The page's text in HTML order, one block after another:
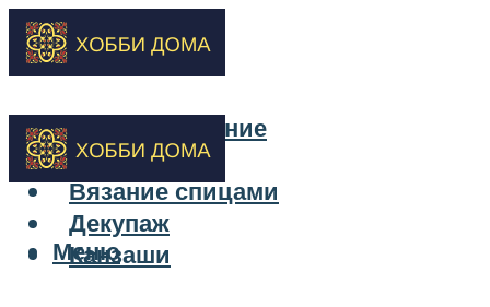
Бисероплетение
Вышивка
Вязание спицами
Декупаж
Канзаши
Меню